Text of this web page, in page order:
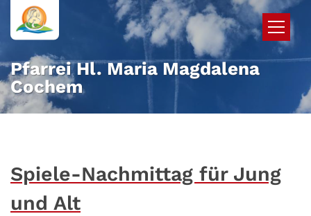
Zum Inhalt springen
Pfarrei Hl. Maria Magdalena
Cochem
Spiele-Nachmittag für Jung
und Alt